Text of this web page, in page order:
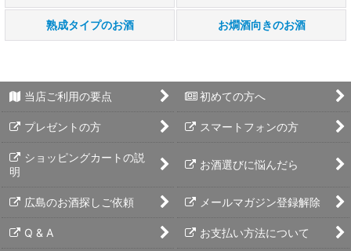
熟成タイプのお酒 お燗酒向きのお酒
当店ご利用の要点 初めての方へ
プレゼントの方 スマートフォンの方
ショッピングカートの説
明
お酒選びに悩んだら
広島のお酒探しご依頼 メールマガジン登録解除
Q & A お支払い方法について